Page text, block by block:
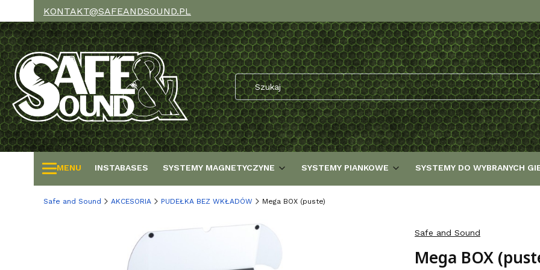
KONTAKT@SAFEANDSOUND.PL
MENU INSTABASES SYSTEMY MAGNETYCZYNE SYSTEMY PIANKOWE SYSTEMY DO WYBRANYCH
Safe and Sound AKCESORIA PUDEŁKA BEZ WKŁADÓW Mega BOX (puste)
Safe and Sound
Mega BOX